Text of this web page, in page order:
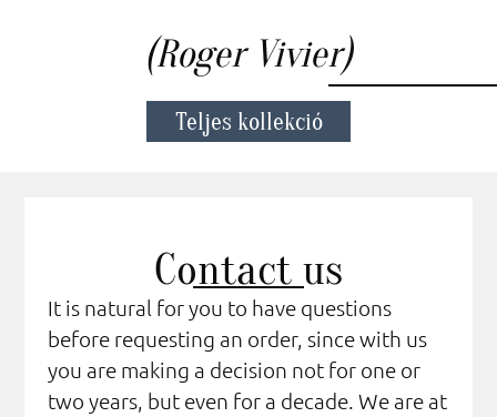
(Roger Vivier)
Teljes kollekció
Contact us
It is natural for you to have questions
before requesting an order, since with us
you are making a decision not for one or
two years, but even for a decade. We are at